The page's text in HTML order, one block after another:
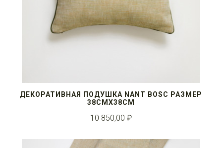
ДЕКОРАТИВНАЯ ПОДУШКА NANT BOSC РАЗМЕР
38СМX38СМ
10 850,00 ₽